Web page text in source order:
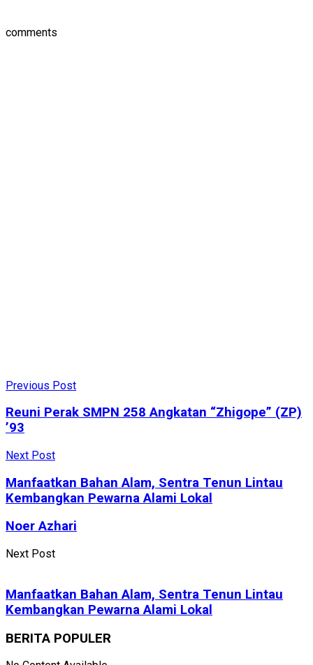
comments
Previous Post
Reuni Perak SMPN 258 Angkatan “Zhigope” (ZP)
’93
Next Post
Manfaatkan Bahan Alam, Sentra Tenun Lintau
Kembangkan Pewarna Alami Lokal
Noer Azhari
Next Post
Manfaatkan Bahan Alam, Sentra Tenun Lintau
Kembangkan Pewarna Alami Lokal
BERITA POPULER